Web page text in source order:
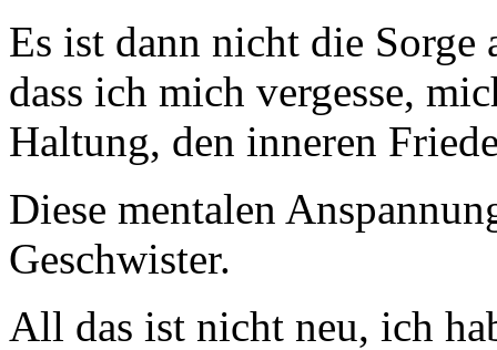
Es ist dann nicht die Sorge
dass ich mich vergesse,
Haltung, den inneren
Diese mentalen
Geschwister.
All das ist nicht neu, ich